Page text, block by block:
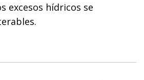
excesos hídricos se